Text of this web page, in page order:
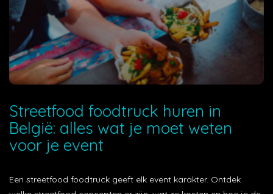
Streetfood foodtruck huren in
België: alles wat je moet weten
voor je event
Een streetfood foodtruck geeft elk event karakter. Ontdek